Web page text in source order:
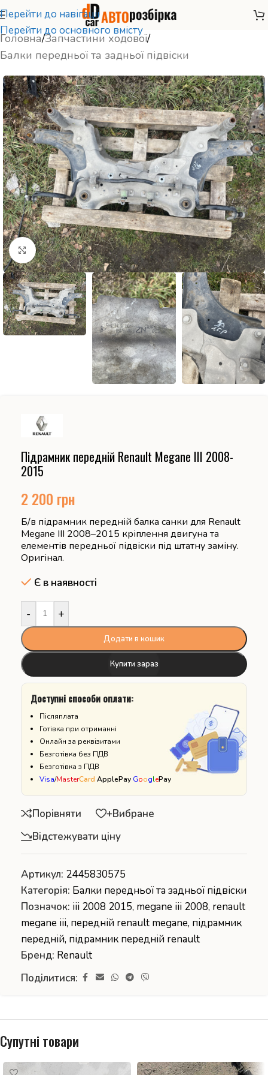
Перейти до навігації
Перейти до основного вмісту
Головна/Запчастини ходової/
Балки передньої та задньої підвіски
Натисніть, щоб збільшити
Підрамник передній Renault Megane III 2008-
2015
2 200 грн
Б/в підрамник передній балка санки для Renault
Megane III 2008–2015 кріплення двигуна та
елементів передньої підвіски під штатну заміну.
Оригінал.
Є в наявності
- +
Додати в кошик
Купити зараз
Доступні способи оплати:
Післяплата
Готівка при отриманні
Онлайн за реквізитами
Безготівка без ПДВ
Безготівка з ПДВ
Visa/MasterCard ApplePay GooglePay
Порівняти
+Вибране
Відстежувати ціну
Артикул: 2445830575
Категорія: Балки передньої та задньої підвіски
Позначок: iii 2008 2015, megane iii 2008, renault
megane iii, передній renault megane, підрамник
передній, підрамник передній renault
Бренд: Renault
Поділитися:
Супутні товари